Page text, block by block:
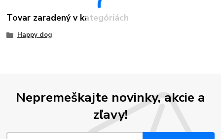
Tovar zaradený v kategóriách
Happy dog
Nepremeškajte novinky, akcie a
zľavy!